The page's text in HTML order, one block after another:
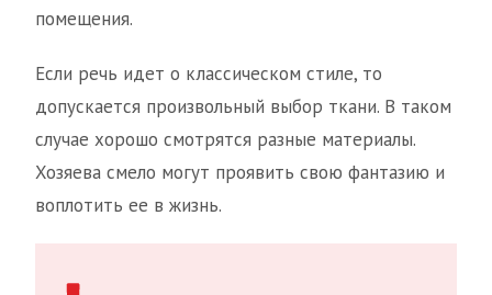
помещения.
Если речь идет о классическом стиле, то
допускается произвольный выбор ткани. В таком
случае хорошо смотрятся разные материалы.
Хозяева смело могут проявить свою фантазию и
воплотить ее в жизнь.